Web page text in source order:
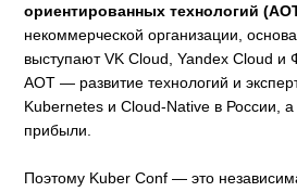
ориентированных технологий
некоммерческой организации,
выступают VK Cloud, Yandex Cloud и
АОТ — развитие технологий и
Kubernetes и Cloud-Native в России,
прибыли.
Поэтому Kuber Conf — это